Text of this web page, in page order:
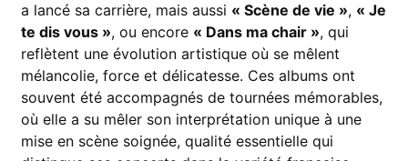
a lancé sa carrière, mais aussi « Scène de vie », « Je
te dis vous », ou encore « Dans ma chair », qui
reflètent une évolution artistique où se mêlent
mélancolie, force et délicatesse. Ces albums ont
souvent été accompagnés de tournées mémorables,
où elle a su mêler son interprétation unique à une
mise en scène soignée, qualité essentielle qui